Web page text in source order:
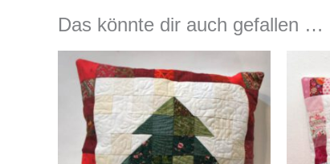
Das könnte dir auch gefallen …